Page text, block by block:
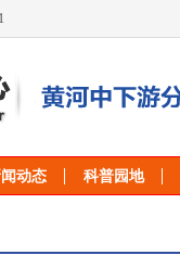
动态 科普园地